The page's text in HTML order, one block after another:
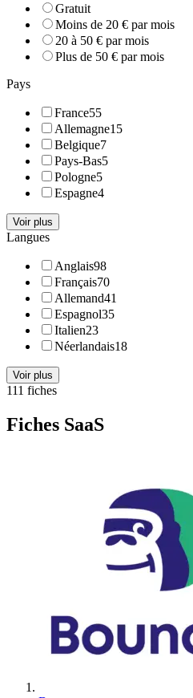
Gratuit
Moins de 20 € par mois
20 à 50 € par mois
Plus de 50 € par mois
Pays
France55
Allemagne15
Belgique7
Pays-Bas5
Pologne5
Espagne4
Voir plus
Langues
Anglais98
Français70
Allemand41
Espagnol35
Italien23
Néerlandais18
Voir plus
111 fiches
Fiches SaaS